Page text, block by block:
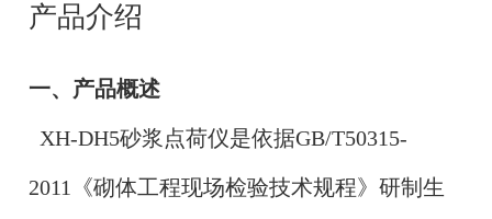
产品介绍
一、产品概述
XH-DH5砂浆点荷仪是依据GB/T50315-
2011《砌体工程现场检验技术规程》研制生